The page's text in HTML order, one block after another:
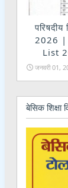
परिषदीय
2026 |
List
जनवरी 01,
बेसिक शिक्षा